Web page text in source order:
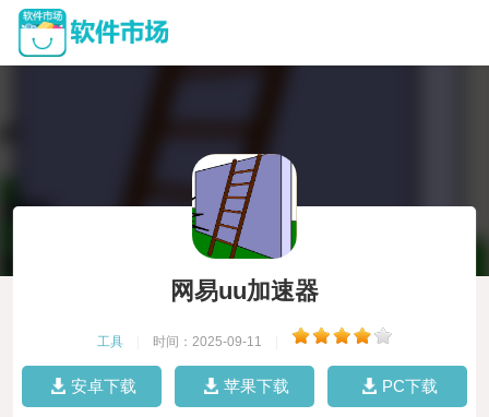
网易uu加速器
工具 时间：2025-09-11
安卓下载 苹果下载 PC下载